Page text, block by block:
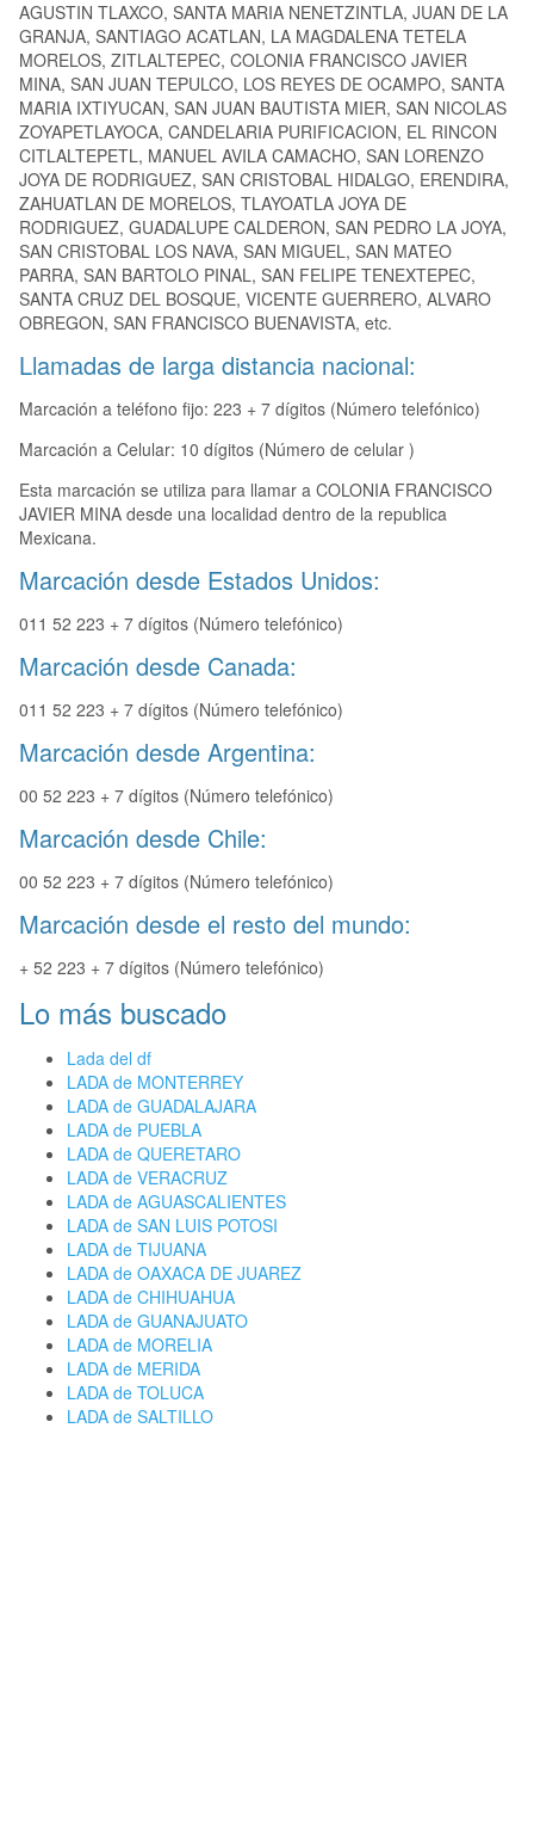
AGUSTIN TLAXCO, SANTA MARIA NENETZINTLA, JUAN DE LA
GRANJA, SANTIAGO ACATLAN, LA MAGDALENA TETELA
MORELOS, ZITLALTEPEC, COLONIA FRANCISCO JAVIER
MINA, SAN JUAN TEPULCO, LOS REYES DE OCAMPO, SANTA
MARIA IXTIYUCAN, SAN JUAN BAUTISTA MIER, SAN NICOLAS
ZOYAPETLAYOCA, CANDELARIA PURIFICACION, EL RINCON
CITLALTEPETL, MANUEL AVILA CAMACHO, SAN LORENZO
JOYA DE RODRIGUEZ, SAN CRISTOBAL HIDALGO, ERENDIRA,
ZAHUATLAN DE MORELOS, TLAYOATLA JOYA DE
RODRIGUEZ, GUADALUPE CALDERON, SAN PEDRO LA JOYA,
SAN CRISTOBAL LOS NAVA, SAN MIGUEL, SAN MATEO
PARRA, SAN BARTOLO PINAL, SAN FELIPE TENEXTEPEC,
SANTA CRUZ DEL BOSQUE, VICENTE GUERRERO, ALVARO
OBREGON, SAN FRANCISCO BUENAVISTA, etc.
Llamadas de larga distancia nacional:
Marcación a teléfono fijo: 223 + 7 dígitos (Número telefónico)
Marcación a Celular: 10 dígitos (Número de celular )
Esta marcación se utiliza para llamar a COLONIA FRANCISCO
JAVIER MINA desde una localidad dentro de la republica
Mexicana.
Marcación desde Estados Unidos:
011 52 223 + 7 dígitos (Número telefónico)
Marcación desde Canada:
011 52 223 + 7 dígitos (Número telefónico)
Marcación desde Argentina:
00 52 223 + 7 dígitos (Número telefónico)
Marcación desde Chile:
00 52 223 + 7 dígitos (Número telefónico)
Marcación desde el resto del mundo:
+ 52 223 + 7 dígitos (Número telefónico)
Lo más buscado
Lada del df
LADA de MONTERREY
LADA de GUADALAJARA
LADA de PUEBLA
LADA de QUERETARO
LADA de VERACRUZ
LADA de AGUASCALIENTES
LADA de SAN LUIS POTOSI
LADA de TIJUANA
LADA de OAXACA DE JUAREZ
LADA de CHIHUAHUA
LADA de GUANAJUATO
LADA de MORELIA
LADA de MERIDA
LADA de TOLUCA
LADA de SALTILLO